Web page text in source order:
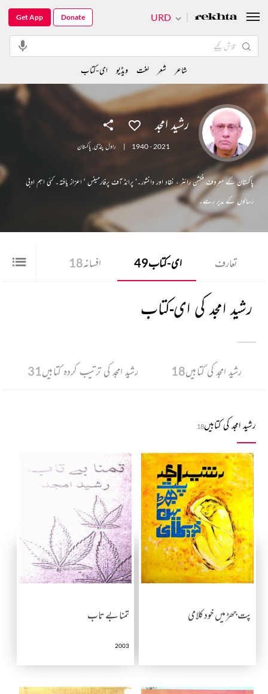
رشید امجد
1940 - 2021
| راول پنڈی, پاکستان
پاکستان کے معروف فکشن رائٹر ، نقاد اور دانشور۔’ پرائڈ آف پرفارمینس ‘ اعزاز یافتہ۔ کئی اہم ادبی
رسالوں کے مدیر رہے۔
تعارف ای-کتاب49 افسانہ18 مضمون
رشید امجد کی ای-کتاب
رشید امجد کی کتابیں18 رشید امجد کی ترتیب کردہ کتابیں31
رشید امجد کی کتابیں18
پت جھڑ میں خود کلامی تمنا بے تاب
2003
URD
Get App Donate
شاعر شعر لغت ویڈیو ای-کتاب